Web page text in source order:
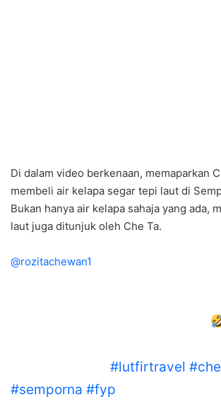
Di dalam video berkenaan, memaparkan
membeli air kelapa segar tepi laut di
Bukan hanya air kelapa sahaja yang ada,
laut juga ditunjuk oleh Che Ta.
@rozitachewan1
#lutfirtravel
#semporna #fyp